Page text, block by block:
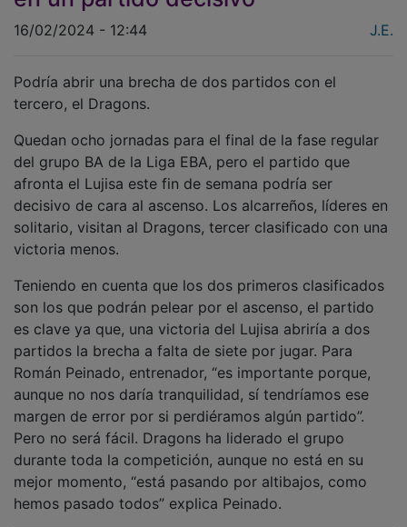
16/02/2024 - 12:44
tercero, el Dragons.
del grupo BA de la Liga EBA, pero el partido que
afronta el Lujisa este fin de semana podría ser
decisivo de cara al ascenso. Los alcarreños, líderes en
solitario, visitan al Dragons, tercer clasificado con una
victoria menos.
son los que podrán pelear por el ascenso, el partido
es clave ya que, una victoria del Lujisa abriría a dos
partidos la brecha a falta de siete por jugar. Para
Román Peinado, entrenador, “es importante porque,
aunque no nos daría tranquilidad, sí tendríamos ese
margen de error por si perdiéramos algún partido”.
Pero no será fácil. Dragons ha liderado el grupo
durante toda la competición, aunque no está en su
mejor momento, “está pasando por altibajos, como
hemos pasado todos” explica Peinado.